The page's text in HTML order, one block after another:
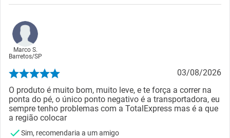
Marco S.
Barretos/SP
03/08/2026
O produto é muito bom, muito leve, e te força a correr na
ponta do pé, o único ponto negativo é a transportadora, eu
sempre tenho problemas com a TotalExpress mas é a que
a região colocar
Sim, recomendaria a um amigo